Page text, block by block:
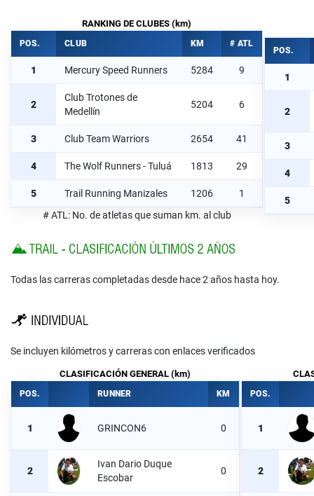
RANKING DE CLUBES (km)
POS. CLUB KM # ATL
1 Mercury Speed Runners 5284 9
2
Club Trotones de
Medellín
5204 6
3 Club Team Warriors 2654 41
4 The Wolf Runners - Tuluá 1813 29
5 Trail Running Manizales 1206
1
# ATL: No. de atletas que suman km. al club
POS.
1
2
3
4
5
Todas las carreras completadas desde hace 2 años hasta hoy.
Se incluyen kilómetros y carreras con enlaces verificados
CLASIFICACIÓN GENERAL (km)
POS. RUNNER KM
1 GRINCON6 0
2
Ivan Dario Duque
Escobar
0
POS.
1
2